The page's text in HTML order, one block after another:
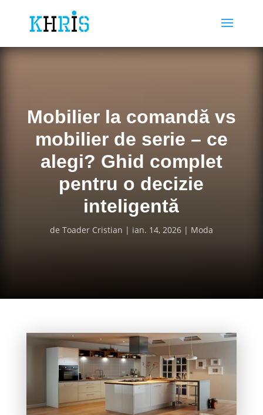
Mobilier la comandă vs
mobilier de serie – ce
alegi? Ghid complet
pentru o decizie
inteligentă
de Toader Cristian ian. 14, 2026 Moda